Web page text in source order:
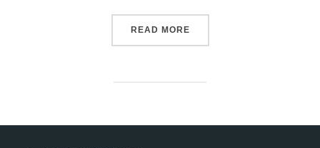
READ MORE“ΠΑΓΚΌΣΜΙΑ ΗΜΈΡΑ